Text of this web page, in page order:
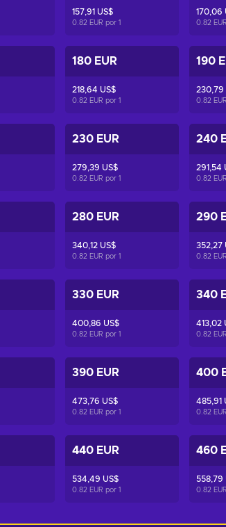
157,91 US$
0.82 EUR por 1
170,06
0.82
180 EUR
218,64 US$
0.82 EUR por 1
190
230,79
0.82
230 EUR
279,39 US$
0.82 EUR por 1
240
291,54
0.82
280 EUR
340,12 US$
0.82 EUR por 1
290
352,27
0.82
330 EUR
400,86 US$
0.82 EUR por 1
340
413,02
0.82
390 EUR
473,76 US$
0.82 EUR por 1
400
485,91
0.82
440 EUR
534,49 US$
0.82 EUR por 1
460
558,79
0.82